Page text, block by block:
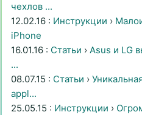
чехлов ...
12.02.16 : Инструкции ›
iPhone
16.01.16 : Статьи › Asus и LG
...
08.07.15 : Статьи ›
appl...
25.05.15 : Инструкции ›